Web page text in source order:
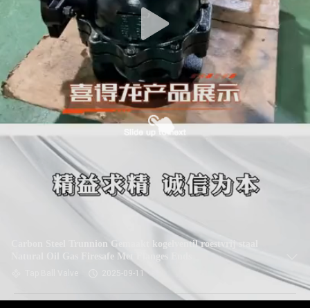
Carbon Steel Trunnion Gemaakt kogelventil roestvrij staal
Natural Oil Gas Firesafe Met Flanges Ends
2025-09-11